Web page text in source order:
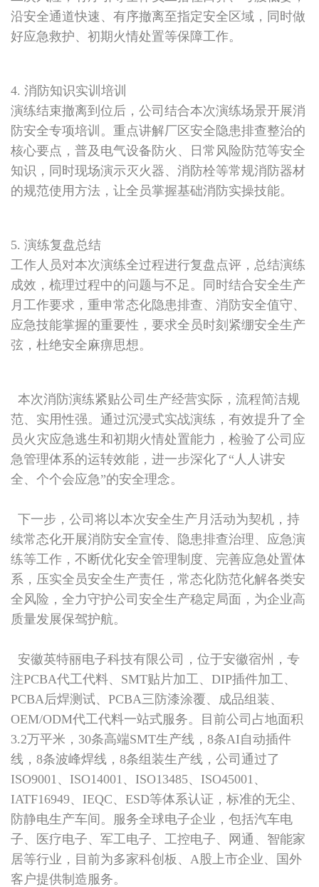
沿安全通道快速、有序撤离至指定安全区域，同时做
好应急救护、初期火情处置等保障工作。
4. 消防知识实训培训
演练结束撤离到位后，公司结合本次演练场景开展消
防安全专项培训。重点讲解厂区安全隐患排查整治的
核心要点，普及电气设备防火、日常风险防范等安全
知识，同时现场演示灭火器、消防栓等常规消防器材
的规范使用方法，让全员掌握基础消防实操技能。
5. 演练复盘总结
工作人员对本次演练全过程进行复盘点评，总结演练
成效，梳理过程中的问题与不足。同时结合安全生产
月工作要求，重申常态化隐患排查、消防安全值守、
应急技能掌握的重要性，要求全员时刻紧绷安全生产
弦，杜绝安全麻痹思想。
本次消防演练紧贴公司生产经营实际，流程简洁规
范、实用性强。通过沉浸式实战演练，有效提升了全
员火灾应急逃生和初期火情处置能力，检验了公司应
急管理体系的运转效能，进一步深化了“人人讲安
全、个个会应急”的安全理念。
下一步，公司将以本次安全生产月活动为契机，持
续常态化开展消防安全宣传、隐患排查治理、应急演
练等工作，不断优化安全管理制度、完善应急处置体
系，压实全员安全生产责任，常态化防范化解各类安
全风险，全力守护公司安全生产稳定局面，为企业高
质量发展保驾护航。
安徽英特丽电子科技有限公司，位于安徽宿州，专
注PCBA代工代料、SMT贴片加工、DIP插件加工、
PCBA后焊测试、PCBA三防漆涂覆、成品组装、
OEM/ODM代工代料一站式服务。目前公司占地面积
3.2万平米，30条高端SMT生产线，8条AI自动插件
线，8条波峰焊线，8条组装生产线，公司通过了
ISO9001、ISO14001、ISO13485、ISO45001、
IATF16949、IEQC、ESD等体系认证，标准的无尘、
防静电生产车间。服务全球电子企业，包括汽车电
子、医疗电子、军工电子、工控电子、网通、智能家
居等行业，目前为多家科创板、A股上市企业、国外
客户提供制造服务。